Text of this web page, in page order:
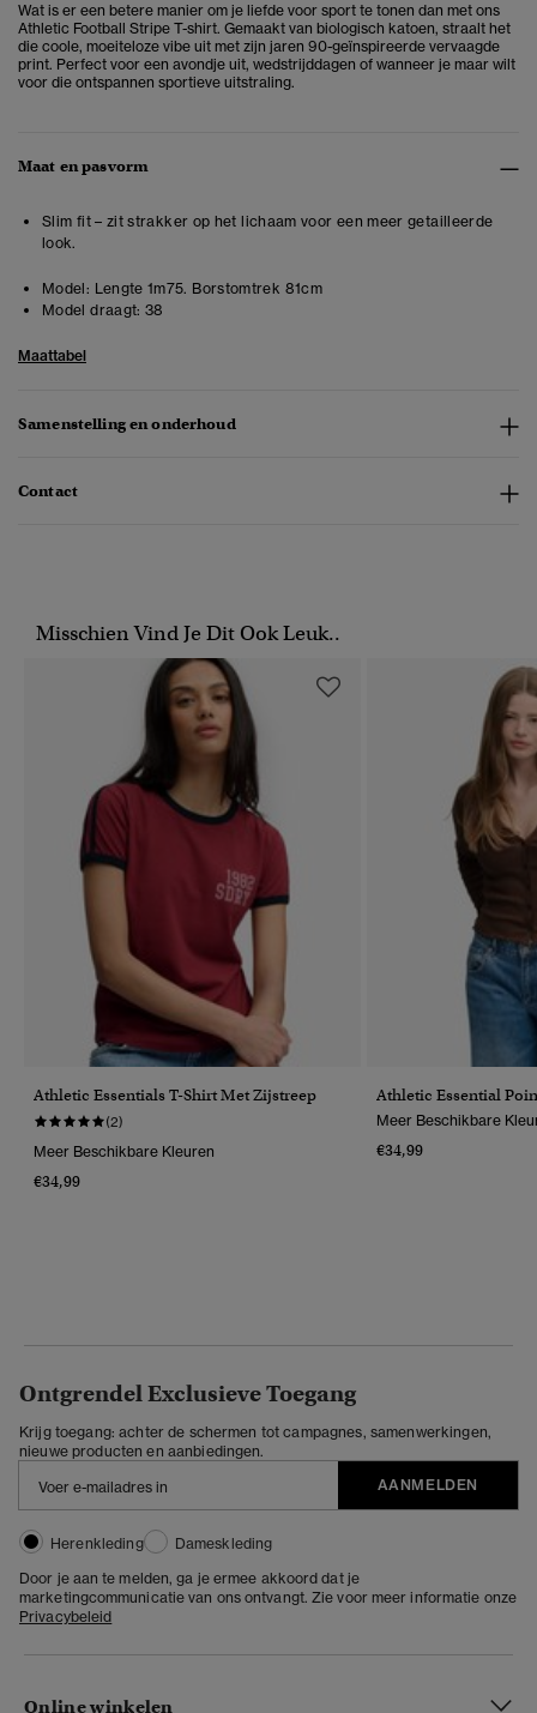
Wat is er een betere manier om je liefde voor sport te tonen dan met ons
Athletic Football Stripe T-shirt. Gemaakt van biologisch katoen, straalt het
die coole, moeiteloze vibe uit met zijn jaren 90-geïnspireerde vervaagde
print. Perfect voor een avondje uit, wedstrijddagen of wanneer je maar wilt
voor die ontspannen sportieve uitstraling.
Maat en pasvorm
Slim fit – zit strakker op het lichaam voor een meer getailleerde
look.
Model: Lengte 1m75. Borstomtrek 81cm
Model draagt: 38
Maattabel
Samenstelling en onderhoud
Contact
Misschien Vind Je Dit Ook Leuk..
Athletic Essentials T-Shirt Met Zijstreep
(2)
Meer Beschikbare Kleuren
€34,99
Athletic Essential
Meer Beschikbare
€34,99
Ontgrendel Exclusieve Toegang
Krijg toegang: achter de schermen tot campagnes, samenwerkingen,
nieuwe producten en aanbiedingen.
AANMELDEN
Herenkleding
Dameskleding
Door je aan te melden, ga je ermee akkoord dat je
marketingcommunicatie van ons ontvangt. Zie voor meer informatie onze
Privacybeleid
Online winkelen